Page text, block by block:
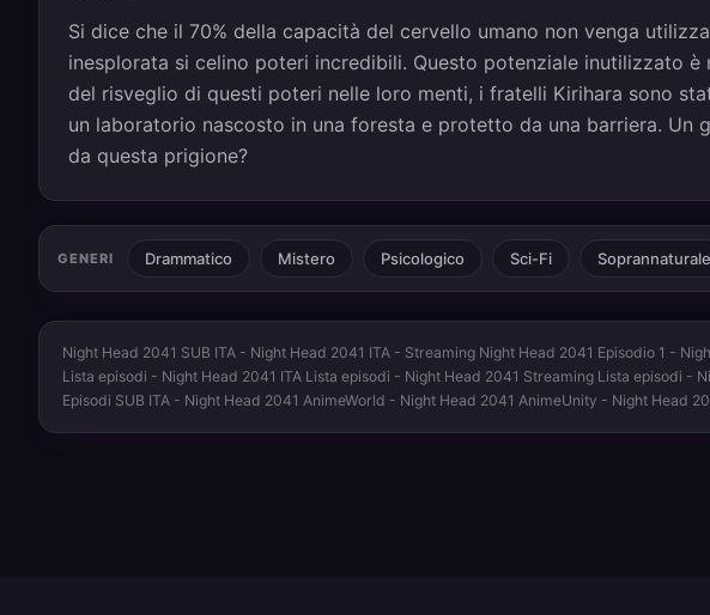
Si dice che il 70% della capacità del cervello umano non venga
inesplorata si celino poteri incredibili. Questo potenziale inutilizzato
del risveglio di questi poteri nelle loro menti, i fratelli Kirihara sono
un laboratorio nascosto in una foresta e protetto da una barriera. Un
da questa prigione?
GENERI Drammatico Mistero Psicologico Sci-Fi Soprannaturale
Night Head 2041 SUB ITA - Night Head 2041 ITA - Streaming Night Head 2041 Episodio 1 -
Lista episodi - Night Head 2041 ITA Lista episodi - Night Head 2041 Streaming Lista episodi -
Episodi SUB ITA - Night Head 2041 AnimeWorld - Night Head 2041 AnimeUnity - Night Head